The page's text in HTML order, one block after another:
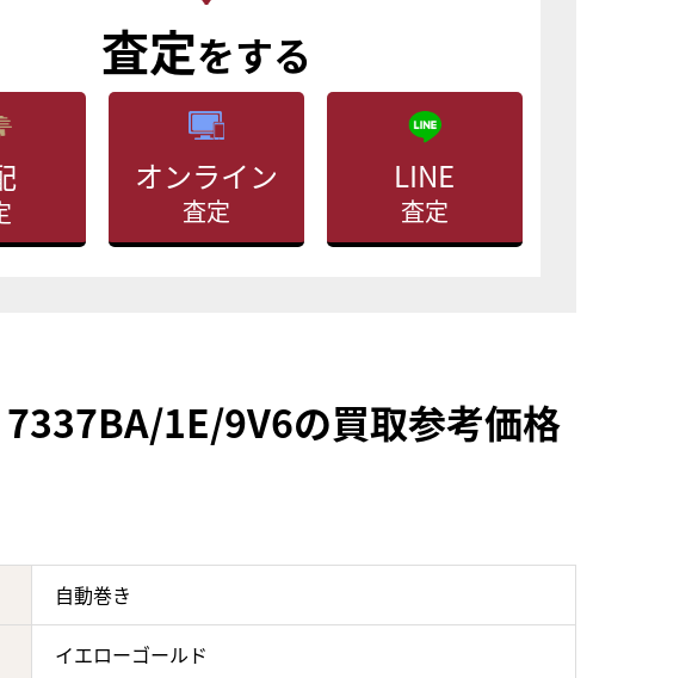
査定をする
オンライン
査定
LINE
査定
7337BA/1E/9V6の買取参考価格
自動巻き
イエローゴールド